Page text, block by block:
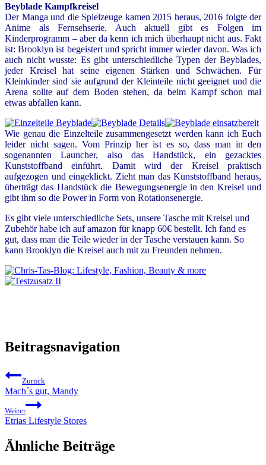
Beyblade Kampfkreisel
Der Manga und die Spielzeuge kamen 2015 heraus, 2016 folgte der
Anime als Fernsehserie. Auch aktuell gibt es Folgen im
Kinderprogramm – aber da kenn ich mich überhaupt nicht aus. Fakt
ist: Brooklyn ist begeistert und spricht immer wieder davon. Was ich
auch nicht wusste: Es gibt unterschiedliche Typen der Beyblades,
jeder Kreisel hat seine eigenen Stärken und Schwächen. Für
Kleinkinder sind sie aufgrund der Kleinteile nicht geeignet und die
Arena sollte auf dem Boden stehen, da beim Kampf schon mal
etwas abfallen kann.
Wie genau die Einzelteile zusammengesetzt werden kann ich Euch
leider nicht sagen. Vom Prinzip her ist es so, dass man in den
sogenannten Launcher, also das Handstück, ein gezacktes
Kunststoffband einführt. Damit wird der Kreisel praktisch
aufgezogen und eingeklickt. Zieht man das Kunststoffband heraus,
überträgt das Handstück die Bewegungsenergie in den Kreisel und
gibt ihm so die Power in Form von Rotationsenergie.
Es gibt viele unterschiedliche Sets, unsere Tasche mit Kreisel und
Zubehör habe ich auf amazon für knapp 60€ bestellt. Ich fand es
gut, dass man die Teile wieder in der Tasche verstauen kann. So
kann Brooklyn die Kreisel auch mit zu Freunden nehmen.
Beitragsnavigation
Zurück
Mach´s gut, Mandy
Weiter
Etrias Lifestyle Stores
Ähnliche Beiträge